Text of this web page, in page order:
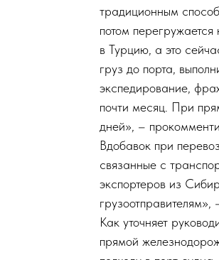
традиционным
потом
в Турцию, а это
груз до порта,
экспедирование,
почти месяц. При
дней», –
Вдобавок при
связанные с
экспортеров из
грузоотправителям»,
Как уточняет
прямой